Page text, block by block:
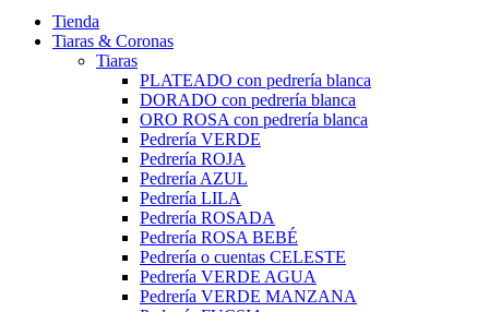
Tienda
Tiaras & Coronas
Tiaras
PLATEADO con pedrería blanca
DORADO con pedrería blanca
ORO ROSA con pedrería blanca
Pedrería VERDE
Pedrería ROJA
Pedrería AZUL
Pedrería LILA
Pedrería ROSADA
Pedrería ROSA BEBÉ
Pedrería o cuentas CELESTE
Pedrería VERDE AGUA
Pedrería VERDE MANZANA